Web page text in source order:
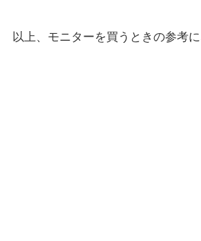
以上、モニターを買うときの参考に